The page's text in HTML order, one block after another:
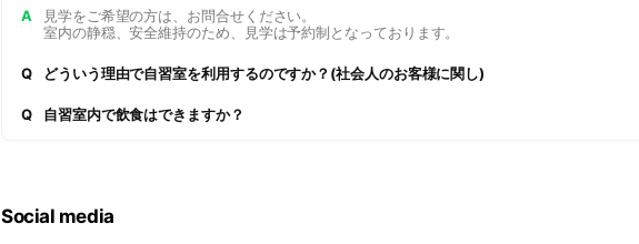
A
見学をご希望の方は、お問合せください。
室内の静穏、安全維持のため、見学は予約制となっております。
Q どういう理由で自習室を利用するのですか？(社会人のお客様に関し)
Q 自習室内で飲食はできますか？
Social media